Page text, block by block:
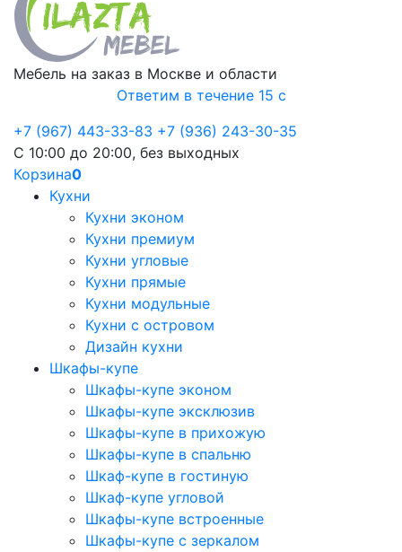
Мебель на заказ в Москве и области
Ответим в течение 15 с
+7 (967) 443-33-83 +7 (936) 243-30-35
С 10:00 до 20:00, без выходных
Корзина0
Кухни
Кухни эконом
Кухни премиум
Кухни угловые
Кухни прямые
Кухни модульные
Кухни с островом
Дизайн кухни
Шкафы-купе
Шкафы-купе эконом
Шкафы-купе эксклюзив
Шкафы-купе в прихожую
Шкафы-купе в спальню
Шкаф-купе в гостиную
Шкаф-купе угловой
Шкафы-купе встроенные
Шкафы-купе с зеркалом